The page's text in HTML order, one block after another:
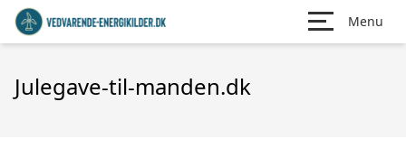
Menu
Julegave-til-manden.dk